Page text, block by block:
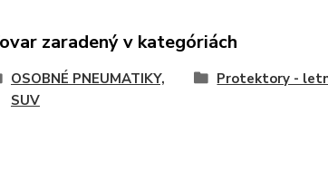
zaradený v kategóriách
OSOBNÉ PNEUMATIKY,
SUV
Protektory -